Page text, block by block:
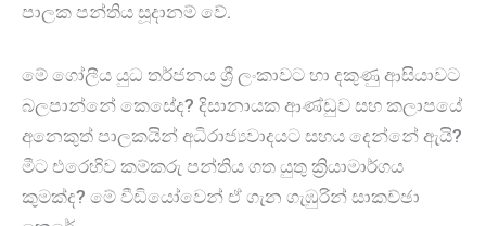
පාලක පන්තිය සූදානම් වේ.
මේ ගෝලීය යුධ තර්ජනය ශ්‍රී ලංකාවට හා දකුණු ආසියාවට
බලපාන්නේ කෙසේද? දිසානායක ආණ්ඩුව සහ කලාපයේ
අනෙකුත් පාලකයින් අධිරාජ්‍යවාදයට සහය දෙන්නේ ඇයි?
මීට එරෙහිව කම්කරු පන්තිය ගත යුතු ක්‍රියාමාර්ගය
කුමක්ද? මේ වීඩියෝවෙන් ඒ ගැන ගැඹුරින් සාකච්ඡා